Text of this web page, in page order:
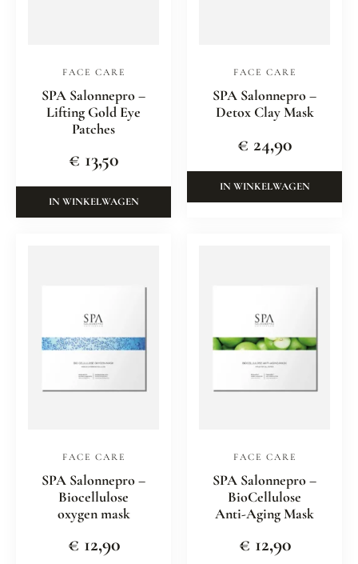
FACE CARE
SPA Salonnepro –
Lifting Gold Eye
Patches
€ 13,50
IN WINKELWAGEN
FACE CARE
SPA Salonnepro –
Detox Clay Mask
€ 24,90
IN WINKELWAGEN
FACE CARE
SPA Salonnepro –
Biocellulose
oxygen mask
€ 12,90
FACE CARE
SPA Salonnepro –
BioCellulose
Anti-Aging Mask
€ 12,90